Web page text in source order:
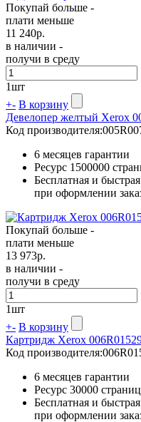
Покупай больше -
плати меньше
11 240р.
в наличии -
получи в среду
1шт
+- В корзину
Девелопер желтый Xerox
Код производителя:
6 месяцев гарантии
Ресурс 1500000
Бесплатная и
при оформлении
Покупай больше -
плати меньше
13 973р.
в наличии -
получи в среду
1шт
+- В корзину
Картридж Xerox
Код производителя:
6 месяцев гарантии
Ресурс 30000 страниц
Бесплатная и
при оформлении